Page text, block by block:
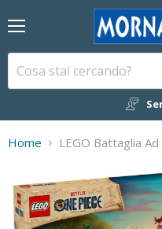
Home LEGO Battaglia